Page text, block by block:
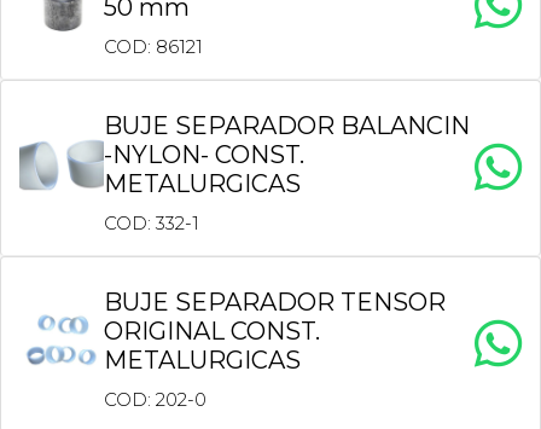
50 mm
COD: 86121
BUJE SEPARADOR BALANCIN
-NYLON- CONST.
METALURGICAS
COD: 332-1
BUJE SEPARADOR TENSOR
ORIGINAL CONST.
METALURGICAS
COD: 202-0